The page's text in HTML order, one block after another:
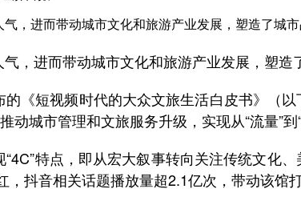
，进而带动城市文化和旅游产业发展，塑造了
，进而带动城市文化和旅游产业发展，塑造
短视频时代的大众文旅生活白皮书》（以
城市管理和文旅服务升级，实现从“流量”到“
特点，即从宏大叙事转向关注传统文化
抖音相关话题播放量超2.1亿次，带动该馆